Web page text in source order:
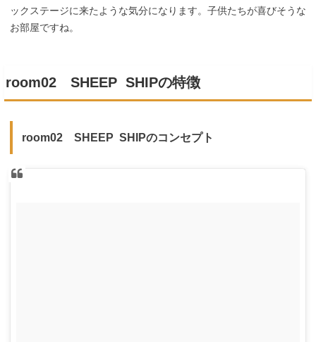
ックステージに来たような気分になります。子供たちが喜びそうな
お部屋ですね。
room02 SHEEP SHIPの特徴
room02 SHEEP SHIPのコンセプト